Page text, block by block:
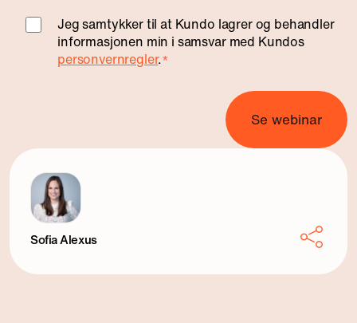
Jeg samtykker til at Kundo lagrer og behandler
informasjonen min i samsvar med Kundos
personvernregler.*
Sofia Alexus